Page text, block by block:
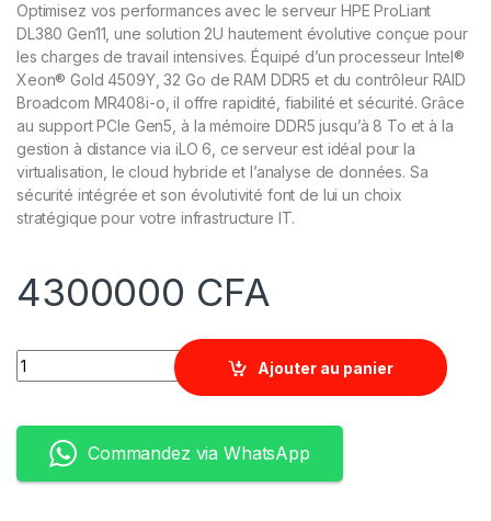
Optimisez vos performances avec le serveur HPE ProLiant
DL380 Gen11, une solution 2U hautement évolutive conçue pour
les charges de travail intensives. Équipé d’un processeur Intel®
Xeon® Gold 4509Y, 32 Go de RAM DDR5 et du contrôleur RAID
Broadcom MR408i-o, il offre rapidité, fiabilité et sécurité. Grâce
au support PCIe Gen5, à la mémoire DDR5 jusqu’à 8 To et à la
gestion à distance via iLO 6, ce serveur est idéal pour la
virtualisation, le cloud hybride et l’analyse de données. Sa
sécurité intégrée et son évolutivité font de lui un choix
stratégique pour votre infrastructure IT.
4300000 CFA
Quantity
Ajouter au panier
Commandez via WhatsApp